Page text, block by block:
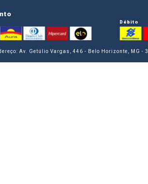
Débito
Av. Getúlio Vargas, 446 - Belo Horizonte, MG